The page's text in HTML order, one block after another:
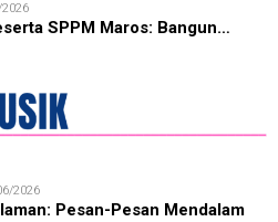
SPPM Maros: Bangun…
2026
Pesan-Pesan Mendalam